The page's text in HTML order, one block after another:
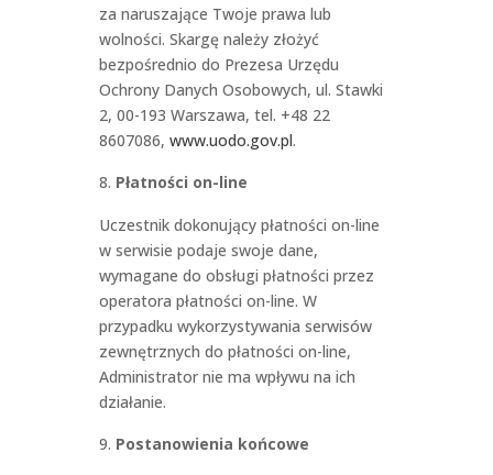
za naruszające Twoje prawa lub
wolności. Skargę należy złożyć
bezpośrednio do Prezesa Urzędu
Ochrony Danych Osobowych, ul. Stawki
2, 00-193 Warszawa, tel. +48 22
8607086, www.uodo.gov.pl.
Płatności on-line
Uczestnik dokonujący płatności on-line
w serwisie podaje swoje dane,
wymagane do obsługi płatności przez
operatora płatności on-line. W
przypadku wykorzystywania serwisów
zewnętrznych do płatności on-line,
Administrator nie ma wpływu na ich
działanie.
Postanowienia końcowe